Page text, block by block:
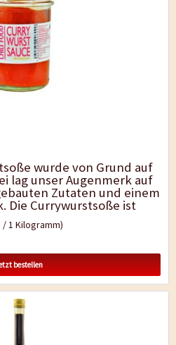
wurde von Grund auf
lag unser Augenmerk auf
Zutaten und einem
Die Currywurstsoße ist
im...
/ 1 Kilogramm)
bestellen